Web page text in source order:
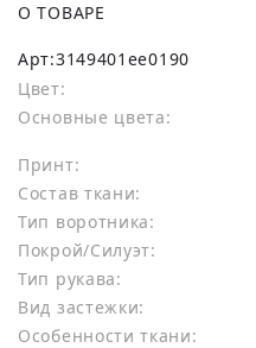
О ТОВАРЕ
Арт:3149401ee0190
Цвет:
Основные цвета:
Принт:
Состав ткани:
Тип воротника:
Покрой/Силуэт:
Тип рукава:
Вид застежки:
Особенности ткани: